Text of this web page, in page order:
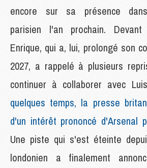
encore sur sa présence
parisien l'an prochain.
Enrique, qui a, lui, prolongé son
2027, a rappelé à plusieurs
continuer à collaborer avec
quelques temps, la presse
d'un intérêt prononcé d'Arsenal
Une piste qui s'est éteinte
londonien a finalement